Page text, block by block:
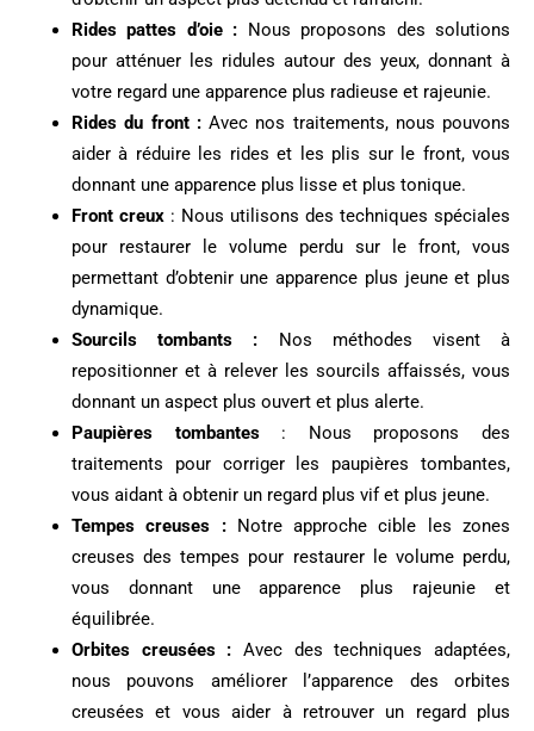
Rides pattes d’oie : Nous proposons des solutions
pour atténuer les ridules autour des yeux, donnant à
votre regard une apparence plus radieuse et rajeunie.
Rides du front :Avec nos traitements, nous pouvons
aider à réduire les rides et les plis sur le front, vous
donnant une apparence plus lisse et plus tonique.
Front creux : Nous utilisons des techniques spéciales
pour restaurer le volume perdu sur le front, vous
permettant d’obtenir une apparence plus jeune et plus
dynamique.
Sourcils tombants : Nos méthodes visent à
repositionner et à relever les sourcils affaissés, vous
donnant un aspect plus ouvert et plus alerte.
Paupières tombantes: Nous proposons des
traitements pour corriger les paupières tombantes,
vous aidant à obtenir un regard plus vif et plus jeune.
Tempes creuses :Notre approche cible les zones
creuses des tempes pour restaurer le volume perdu,
vous donnant une apparence plus rajeunie et
équilibrée.
Orbites creusées : Avec des techniques adaptées,
nous pouvons améliorer l’apparence des orbites
creusées et vous aider à retrouver un regard plus